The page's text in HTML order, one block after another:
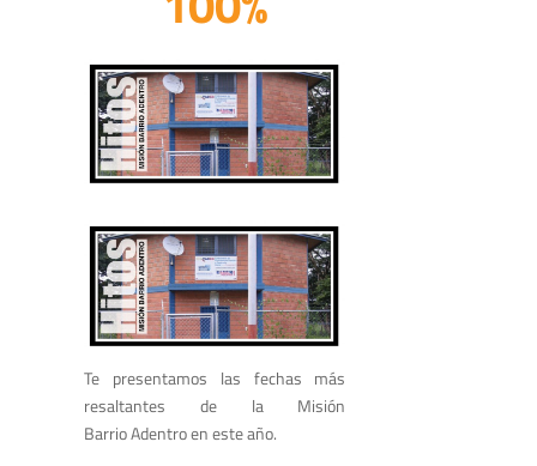
Te presentamos las fechas más
resaltantes de la Misión
Barrio Adentro en este año.